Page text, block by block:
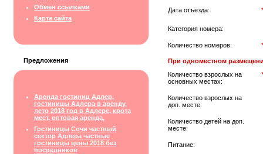
Обмен ссылками
Карта сайта
Предложения
Аренда гостиниц Адлер,
гостиницы Адлера в аренду,
лето 2018 год в Адлере, квота
мест, оптовая аренда,
Гостиницы Сочи частный
сектор Адлера частные
гостиницы цены 2018 без
посредников
Дата отъезда: *
Категория номера:
Количество номеров: *
При одноместном
Количество взрослых на
основных местах:
*
Количество взрослых на
доп. месте:
Количество детей на доп.
месте:
Питание: